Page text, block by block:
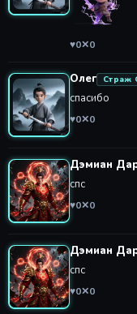
♥0✕0
Олег Страж
спасибо
♥0✕0
Дэмиан
спс
♥0✕0
Дэмиан
спс
♥0✕0